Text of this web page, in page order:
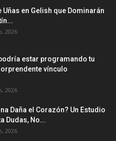
Uñas en Gelish que Dominarán
2026
estar programando tu
vínculo
2026
Daña el Corazón? Un Estudio
Dudas, No...
2026